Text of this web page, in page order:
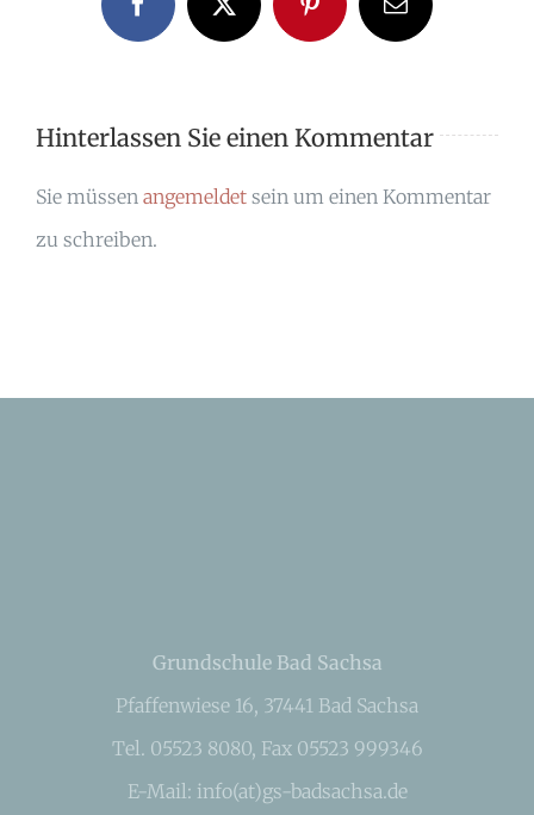
FacebookX PinterestE-
Mail
Hinterlassen Sie einen Kommentar
Sie müssen angemeldet sein um einen Kommentar
zu schreiben.
Grundschule Bad Sachsa
Pfaffenwiese 16, 37441 Bad Sachsa
Tel. 05523 8080, Fax 05523 999346
E-Mail: info(at)gs-badsachsa.de